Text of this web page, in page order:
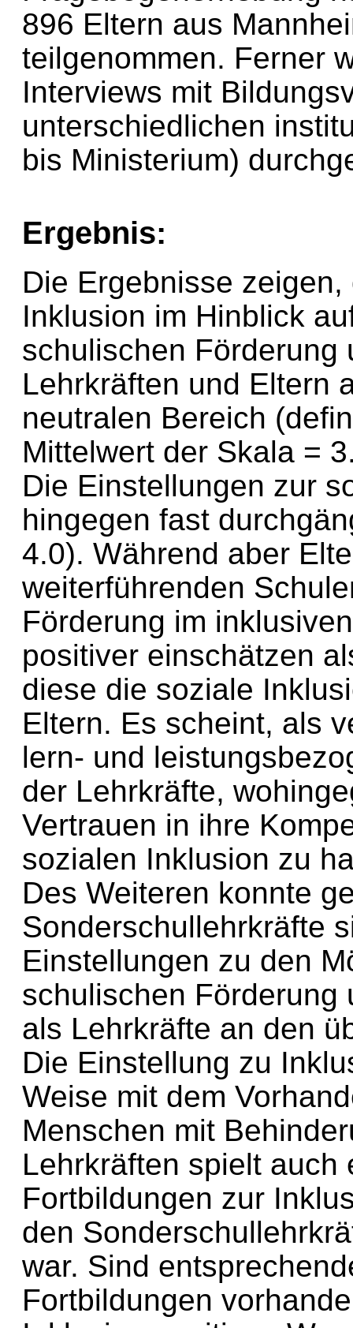
896 Eltern aus
teilgenommen. Ferner
Interviews mit
unterschiedlichen
bis Ministerium)
Ergebnis:
Die Ergebnisse
Inklusion im Hinblick
schulischen Förderung
Lehrkräften und Eltern
neutralen Bereich
Mittelwert der Skala =
Die Einstellungen zur
hingegen fast
4.0). Während aber
weiterführenden
Förderung im
positiver einschätzen
diese die soziale
Eltern. Es scheint, als
lern- und
der Lehrkräfte,
Vertrauen in ihre
sozialen Inklusion zu
Des Weiteren konnte
Sonderschullehrkräfte
Einstellungen zu den
schulischen Förderung
als Lehrkräfte an den
Die Einstellung zu
Weise mit dem
Menschen mit
Lehrkräften spielt auch
Fortbildungen zur
den
war. Sind
Fortbildungen